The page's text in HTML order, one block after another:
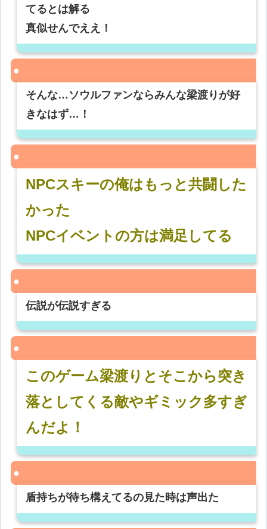
てるとは解る
真似せんでええ！
そんな…ソウルファンならみんな梁渡りが好
きなはず…！
NPCスキーの俺はもっと共闘した
かった
NPCイベントの方は満足してる
伝説が伝説すぎる
このゲーム梁渡りとそこから突き
落としてくる敵やギミック多すぎ
んだよ！
盾持ちが待ち構えてるの見た時は声出た